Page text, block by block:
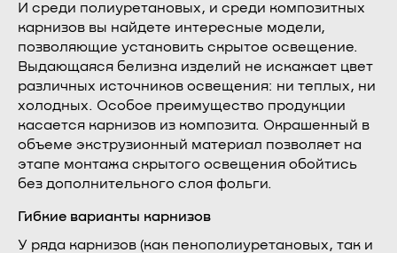
И среди полиуретановых, и среди композитных
карнизов вы найдете интересные модели,
позволяющие установить скрытое освещение.
Выдающаяся белизна изделий не искажает цвет
различных источников освещения: ни теплых, ни
холодных. Особое преимущество продукции
касается карнизов из композита. Окрашенный в
объеме экструзионный материал позволяет на
этапе монтажа скрытого освещения обойтись
без дополнительного слоя фольги.
Гибкие варианты карнизов
У ряда карнизов (как пенополиуретановых, так и